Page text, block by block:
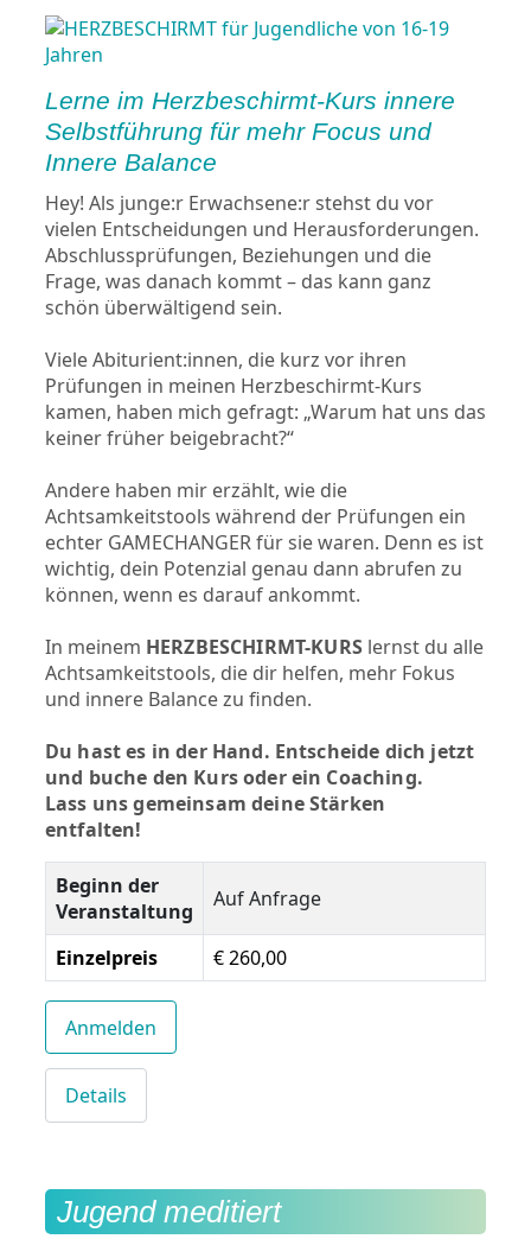
Lerne im Herzbeschirmt-Kurs innere
Selbstführung für mehr Focus und
Innere Balance
Hey! Als junge:r Erwachsene:r stehst du vor
vielen Entscheidungen und Herausforderungen.
Abschlussprüfungen, Beziehungen und die
Frage, was danach kommt – das kann ganz
schön überwältigend sein.
Viele Abiturient:innen, die kurz vor ihren
Prüfungen in meinen Herzbeschirmt-Kurs
kamen, haben mich gefragt: „Warum hat uns das
keiner früher beigebracht?“
Andere haben mir erzählt, wie die
Achtsamkeitstools während der Prüfungen ein
echter GAMECHANGER für sie waren. Denn es ist
wichtig, dein Potenzial genau dann abrufen zu
können, wenn es darauf ankommt.
In meinem HERZBESCHIRMT-KURSlernst du alle
Achtsamkeitstools, die dir helfen, mehr Fokus
und innere Balance zu finden.
Du hast es in der Hand. Entscheide dich jetzt
und buche den Kurs oder ein Coaching.
Lass uns gemeinsam deine Stärken
entfalten!
Beginn der
Veranstaltung
Auf Anfrage
Einzelpreis € 260,00
Anmelden
Details
Jugend meditiert